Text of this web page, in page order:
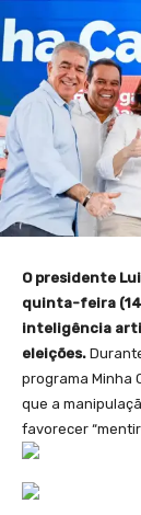
O presidente
quinta-feira
inteligência
eleições.
programa Minha
que a
favorecer